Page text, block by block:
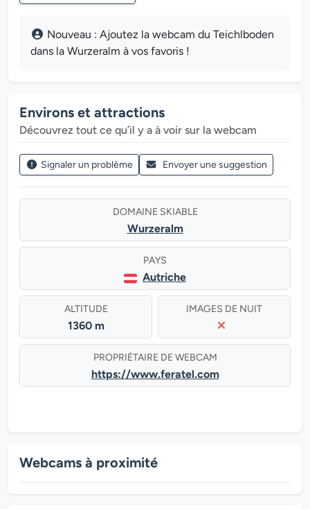
Nouveau : Ajoutez la webcam du Teichlboden
dans la Wurzeralm à vos favoris !
Environs et attractions
Découvrez tout ce qu’il y a à voir sur la webcam
Signaler un problème Envoyer une suggestion
DOMAINE SKIABLE
Wurzeralm
PAYS
Autriche
ALTITUDE
1360 m
IMAGES DE NUIT
PROPRIÉTAIRE DE WEBCAM
https://www.feratel.com
Webcams à proximité